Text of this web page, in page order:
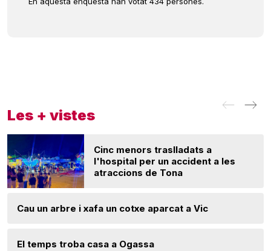
Les + vistes
Cinc menors traslladats a
l'hospital per un accident a les
atraccions de Tona
Cau un arbre i xafa un cotxe aparcat a Vic
El temps troba casa a Ogassa